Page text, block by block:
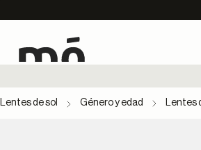
Lentes de sol Género y edad Lentes